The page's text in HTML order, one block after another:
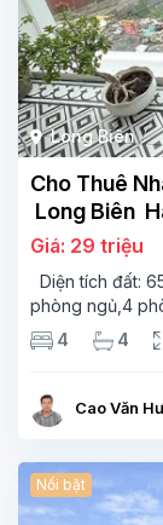
Long Biên
Cho Thuê
Long Biên
Giá: 29 triệu
Diện tích đất:
phòng ngủ,4
phòng ngủ, 2
tắm Tầng 4 1
4 4
Cao Văn
Nổi bật